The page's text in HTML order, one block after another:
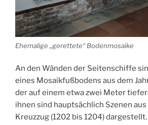
Ehemalige „gerettete“ Bodenmosaike
An den Wänden der Seitenschiffe
eines Mosaikfußbodens aus dem
der auf einem etwa zwei Meter
ihnen sind hauptsächlich Szenen
Kreuzzug (1202 bis 1204) dargestellt.